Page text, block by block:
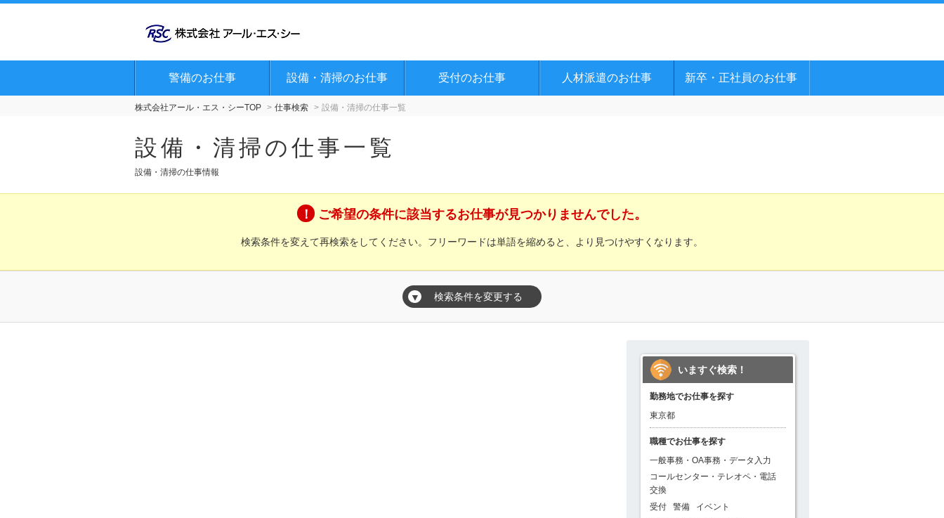
警備のお仕事 設備・清掃のお仕事 受付のお仕事 人材派遣のお仕事 新卒・正社員のお仕事
株式会社アール・エス・シーTOP 仕事検索 設備・清掃の仕事一覧
設備・清掃の仕事一覧
設備・清掃の仕事情報
ご希望の条件に該当するお仕事が見つかりませんでした。
検索条件を変えて再検索をしてください。フリーワードは単語を縮めると、より見つけやすくなります。
▼ 検索条件を変更する
いますぐ検索！
勤務地でお仕事を探す
東京都
職種でお仕事を探す
一般事務・OA事務・データ入力
コールセンター・テレオペ・電話
交換
受付
警備
イベント